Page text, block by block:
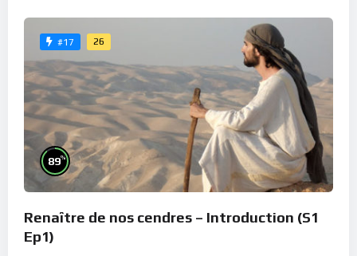
#17 26
89%
Renaître de nos cendres – Introduction (S1
Ep1)